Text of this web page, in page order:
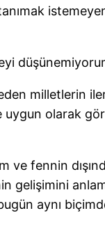
tanımak
milletlerin
uygun olarak
fennin
gelişimini
aynı